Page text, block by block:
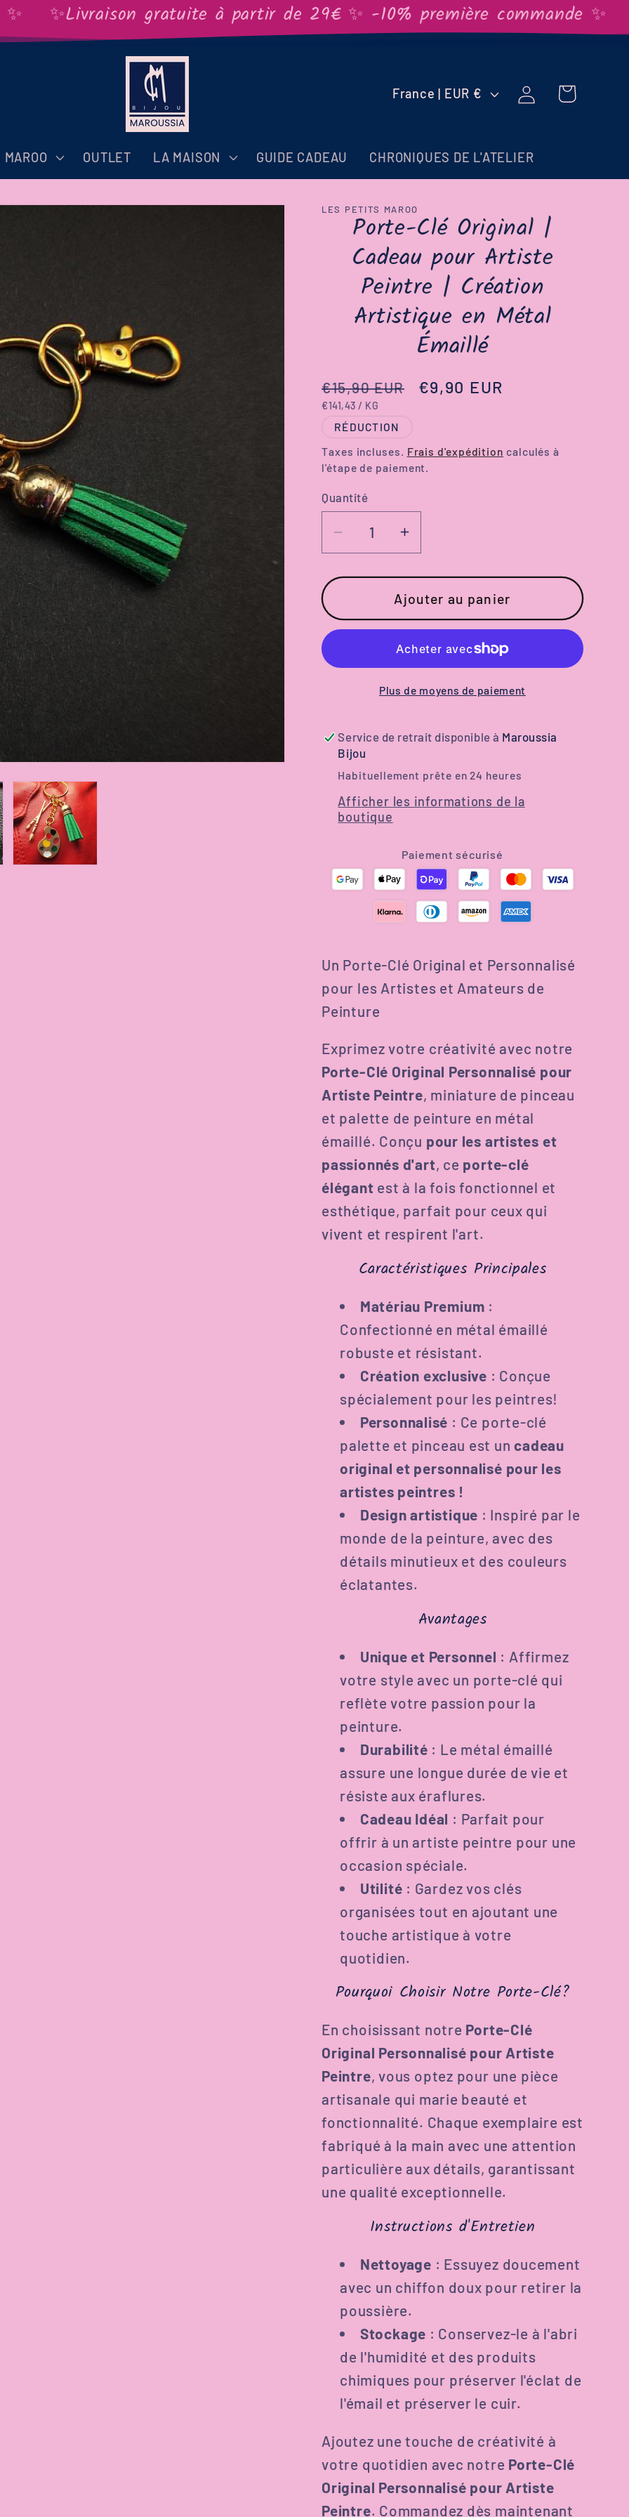
✨Livraison gratuite à partir de 29€ ✨ -10% première commande ✨
OUTLET LA MAISON GUIDE CADEAU CHRONIQUES DE L'ATELIER
Pays/région France | EUR € Connexion Panier
LES PETITS MAROO
Porte-Clé Original |
Cadeau pour Artiste
Peintre | Création
Artistique en Métal
Émaillé
Prix
habituel
€15,90 EUR
Prix
€9,90 EUR
PRIX
€141,43 / PAR
KG
RÉDUCTION
Taxes incluses. Frais d'expédition calculés à
l'étape de paiement.
Quantité
Réduire
la
quantité
Porte-
Clé
|
Cadeau
Artiste
Peintre
|
Artistique
en
Augmenter
la
quantité
de
Porte-
Clé
Original
|
Cadeau
Artiste
Peintre
Création
Artistique
Émaillé
Ajouter au panier
Plus de moyens de paiement
Service de retrait disponible à Maroussia
Bijou
Habituellement prête en 24 heures
Afficher les informations de la
boutique
Paiement sécurisé
Un Porte-Clé Original et Personnalisé
pour les Artistes et Amateurs de
Peinture
Exprimez votre créativité avec notre
Porte-Clé Original Personnalisé pour
Artiste Peintre, miniature de pinceau
et palette de peinture en métal
émaillé. Conçu pour les artistes et
passionnés d'art, ce porte-clé
élégant est à la fois fonctionnel et
esthétique, parfait pour ceux qui
vivent et respirent l'art.
Caractéristiques Principales
Matériau Premium :
Confectionné en métal émaillé
robuste et résistant.
Création exclusive : Conçue
spécialement pour les peintres!
Personnalisé : Ce porte-clé
palette et pinceau est uncadeau
original et personnalisé pour les
artistes peintres !
Design artistique : Inspiré par le
monde de la peinture, avec des
détails minutieux et des couleurs
éclatantes.
Avantages
Unique et Personnel : Affirmez
votre style avec un porte-clé qui
reflète votre passion pour la
peinture.
Durabilité : Le métal émaillé
assure une longue durée de vie et
résiste aux éraflures.
Cadeau Idéal : Parfait pour
offrir à un artiste peintre pour une
occasion spéciale.
Utilité : Gardez vos clés
organisées tout en ajoutant une
touche artistique à votre
quotidien.
Pourquoi Choisir Notre Porte-Clé?
En choisissant notre Porte-Clé
Original Personnalisé pour Artiste
Peintre, vous optez pour une pièce
artisanale qui marie beauté et
fonctionnalité. Chaque exemplaire est
fabriqué à la main avec une attention
particulière aux détails, garantissant
une qualité exceptionnelle.
Instructions d'Entretien
Nettoyage : Essuyez doucement
avec un chiffon doux pour retirer la
poussière.
Stockage : Conservez-le à l'abri
de l'humidité et des produits
chimiques pour préserver l'éclat de
l'émail et préserver le cuir.
Ajoutez une touche de créativité à
votre quotidien avec notre Porte-Clé
Original Personnalisé pour Artiste
Peintre. Commandez dès maintenant